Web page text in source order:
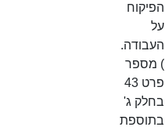
הפיקוח
על
העבודה.
) מספר
פרט 43
בחלק ג'
בתוספת